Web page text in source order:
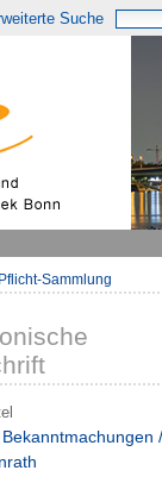
Suche
Sammlung
/